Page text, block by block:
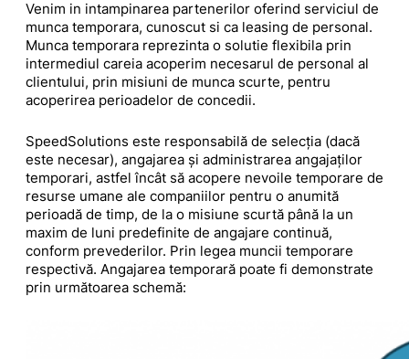
Venim in intampinarea partenerilor oferind serviciul de
munca temporara, cunoscut si ca leasing de personal.
Munca temporara reprezinta o solutie flexibila prin
intermediul careia acoperim necesarul de personal al
clientului, prin misiuni de munca scurte, pentru
acoperirea perioadelor de concedii.
SpeedSolutions este responsabilă de selecția (dacă
este necesar), angajarea și administrarea angajaților
temporari, astfel încât să acopere nevoile temporare de
resurse umane ale companiilor pentru o anumită
perioadă de timp, de la o misiune scurtă până la un
maxim de luni predefinite de angajare continuă,
conform prevederilor. Prin legea muncii temporare
respectivă. Angajarea temporară poate fi demonstrate
prin următoarea schemă: